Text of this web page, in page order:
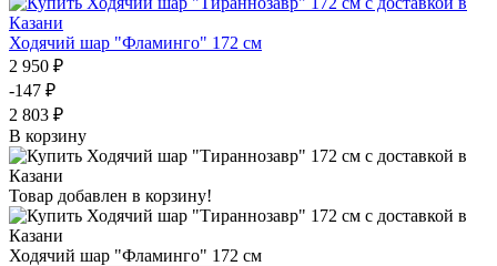
Ходячий шар "Фламинго" 172 см
2 950 ₽
-147 ₽
2 803 ₽
В корзину
Товар добавлен в корзину!
Ходячий шар "Фламинго" 172 см